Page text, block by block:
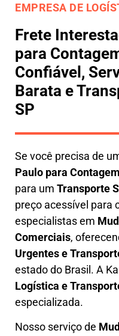
EMPRESA DE
Frete
para
Confiável,
Barata e
SP
Se você precisa de
Paulo para Contagem
para um Transporte
preço acessível para
especialistas em
Comerciais,
Urgentes e
estado do Brasil. A
Logística e
especializada.
Nosso serviço de